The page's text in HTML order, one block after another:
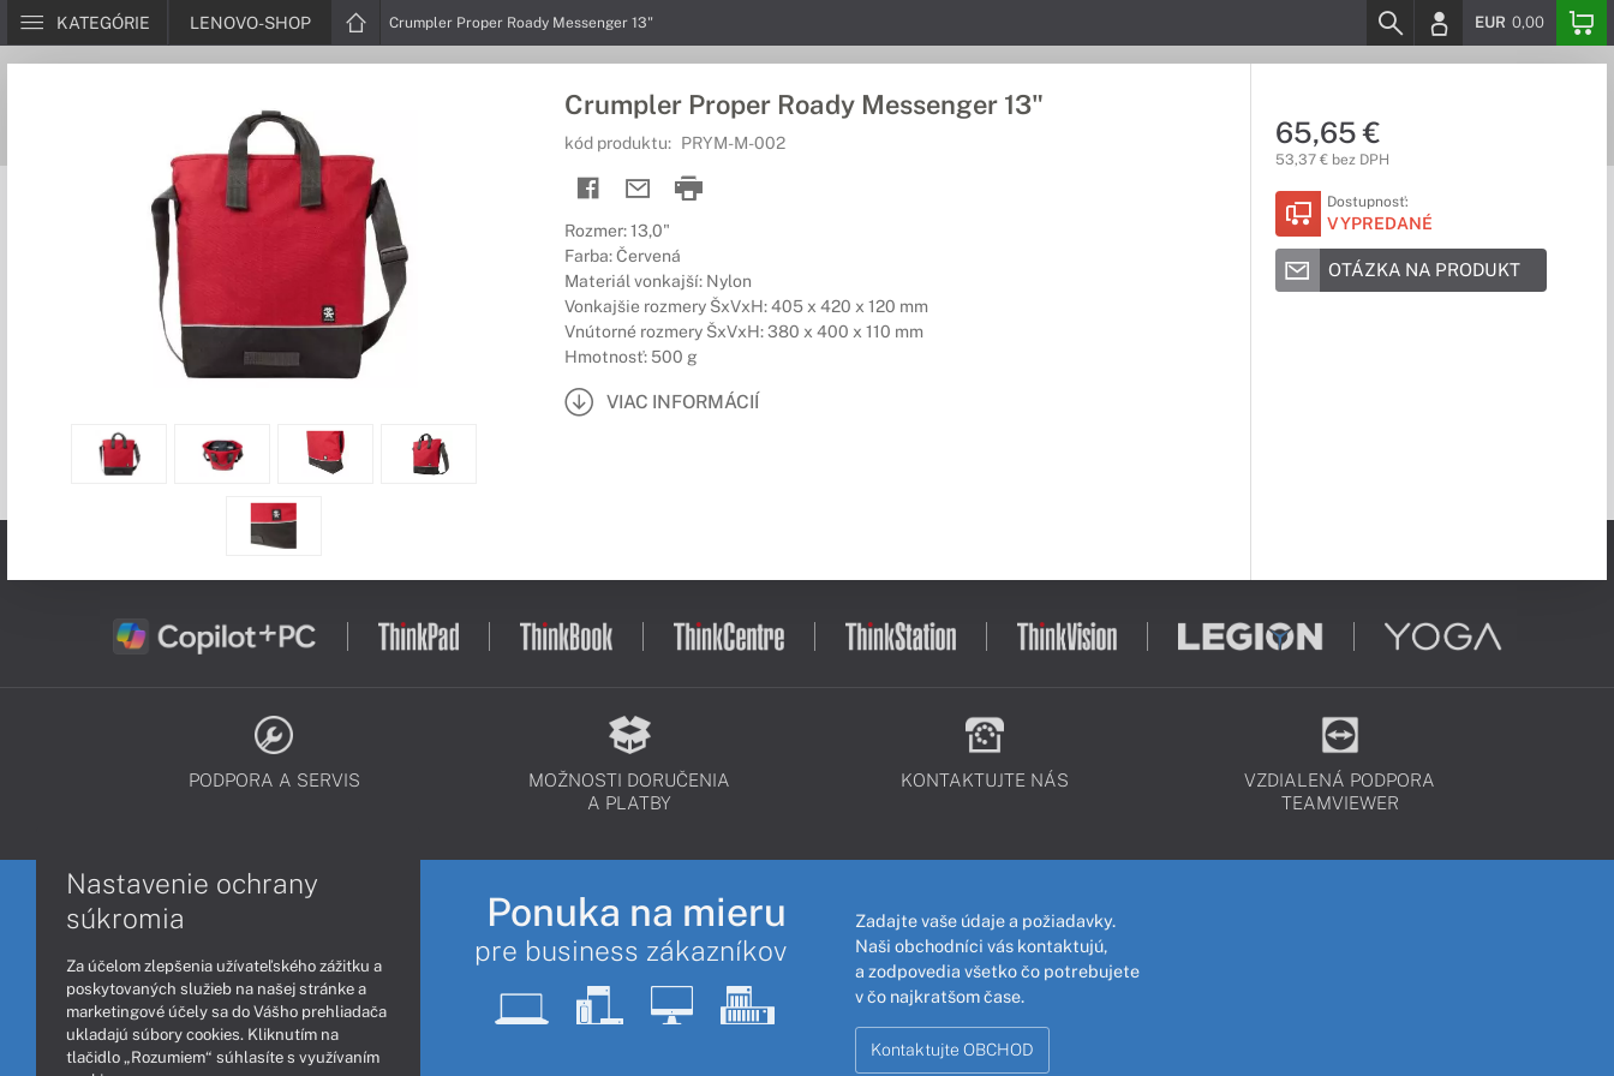
KATEGÓRIE LENOVO-SHOP Crumpler Proper Roady Messenger 13" EUR 0,00
Crumpler Proper Roady Messenger 13"
kód produktu: PRYM-M-002
Rozmer: 13,0"
Farba: Červená
Materiál vonkajší: Nylon
Vonkajšie rozmery ŠxVxH: 405 x 420 x 120 mm
Vnútorné rozmery ŠxVxH: 380 x 400 x 110 mm
Hmotnosť: 500 g
VIAC INFORMÁCIÍ
65,65 €
53,37 € bez DPH
Dostupnosť:
VYPREDANÉ
OTÁZKA NA PRODUKT
PODPORA A SERVIS
MOŽNOSTI DORUČENIA
A PLATBY
KONTAKTUJTE NÁS
VZDIALENÁ PODPORA
TEAMVIEWER
Ponuka na mieru
pre business zákazníkov
Zadajte vaše údaje a požiadavky.
Naši obchodníci vás kontaktujú,
a zodpovedia všetko čo potrebujete
v čo najkratšom čase.
Kontaktujte OBCHOD
Nastavenie ochrany
súkromia
Za účelom zlepšenia užívateľského zážitku a
poskytovaných služieb na našej stránke a
marketingové účely sa do Vášho prehliadača
ukladajú súbory cookies. Kliknutím na
tlačidlo „Rozumiem“ súhlasíte s využívaním